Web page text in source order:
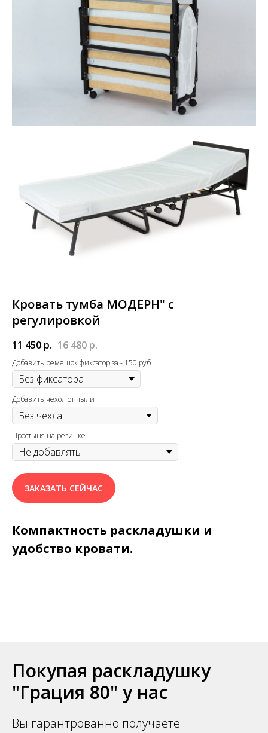
Кровать тумба МОДЕРН" с
регулировкой
11 450 р. 16 480р.
Добавить ремешок фиксатор за - 150 руб
Добавить чехол от пыли
Простыня на резинке
ЗАКАЗАТЬ СЕЙЧАС
Компактность раскладушки и
удобство кровати.
Покупая раскладушку
"Грация 80" у нас
Вы гарантрованно получаете